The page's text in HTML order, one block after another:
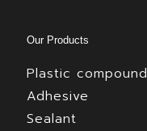
Our Products
Plastic compound
Adhesive
Sealant